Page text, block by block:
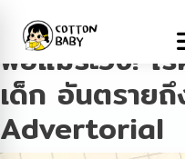
Tag:ไข้เลือด
พ่อแม่ระวัง! โ
เด็ก อันตราย
Advertorial